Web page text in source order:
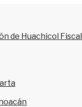
de Huachicol Fiscal